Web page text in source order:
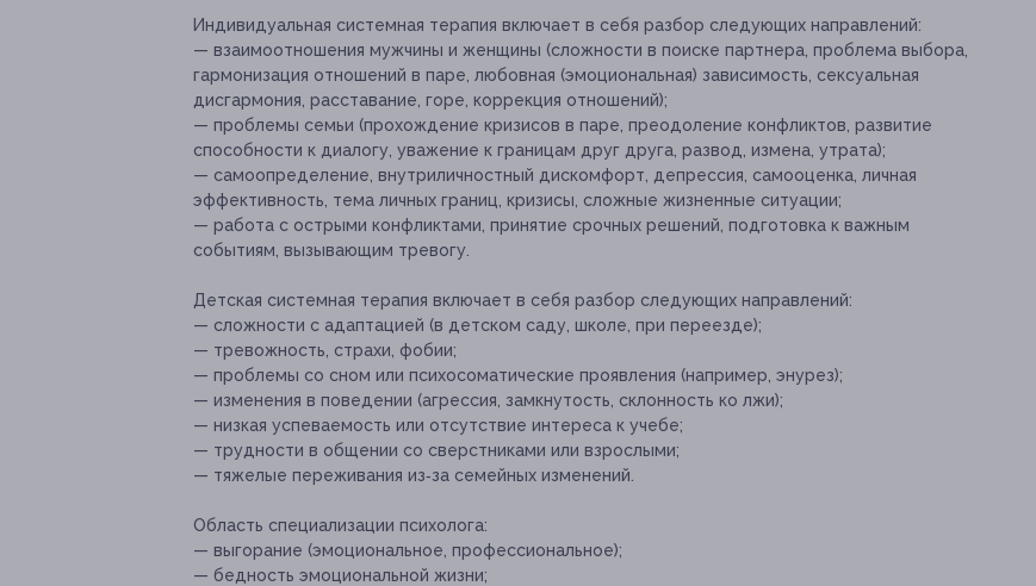
Индивидуальная системная терапия включает в себя разбор следующих направлений:
— взаимоотношения мужчины и женщины (сложности в поиске партнера, проблема выбора,
гармонизация отношений в паре, любовная (эмоциональная) зависимость, сексуальная
дисгармония, расставание, горе, коррекция отношений);
— проблемы семьи (прохождение кризисов в паре, преодоление конфликтов, развитие
способности к диалогу, уважение к границам друг друга, развод, измена, утрата);
— самоопределение, внутриличностный дискомфорт, депрессия, самооценка, личная
эффективность, тема личных границ, кризисы, сложные жизненные ситуации;
— работа с острыми конфликтами, принятие срочных решений, подготовка к важным
событиям, вызывающим тревогу.
Детская системная терапия включает в себя разбор следующих направлений:
— сложности с адаптацией (в детском саду, школе, при переезде);
— тревожность, страхи, фобии;
— проблемы со сном или психосоматические проявления (например, энурез);
— изменения в поведении (агрессия, замкнутость, склонность ко лжи);
— низкая успеваемость или отсутствие интереса к учебе;
— трудности в общении со сверстниками или взрослыми;
— тяжелые переживания из‑за семейных изменений.
Область специализации психолога:
— выгорание (эмоциональное, профессиональное);
— бедность эмоциональной жизни;